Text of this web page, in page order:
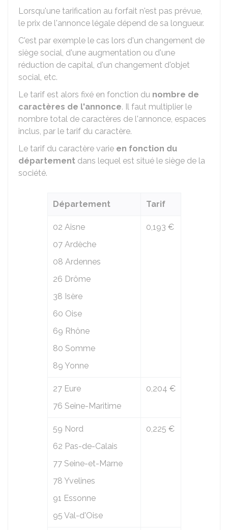
Lorsqu'une tarification au forfait n'est pas prévue,
le prix de l'annonce légale dépend de sa longueur.
C'est par exemple le cas lors d'un changement de
siège social, d'une augmentation ou d'une
réduction de capital, d'un changement d'objet
social, etc.
Le tarif est alors fixé en fonction du nombre de
caractères de l'annonce. Il faut multiplier le
nombre total de caractères de l'annonce, espaces
inclus, par le tarif du caractère.
Le tarif du caractère varie en fonction du
département dans lequel est situé le siège de la
société.
Département Tarif
02 Aisne
07 Ardèche
08 Ardennes
26 Drôme
38 Isère
60 Oise
69 Rhône
80 Somme
89 Yonne
0,193 €
27 Eure
76 Seine-Maritime
0,204 €
59 Nord
62 Pas-de-Calais
77 Seine-et-Marne
78 Yvelines
91 Essonne
95 Val-d'Oise
0,225 €